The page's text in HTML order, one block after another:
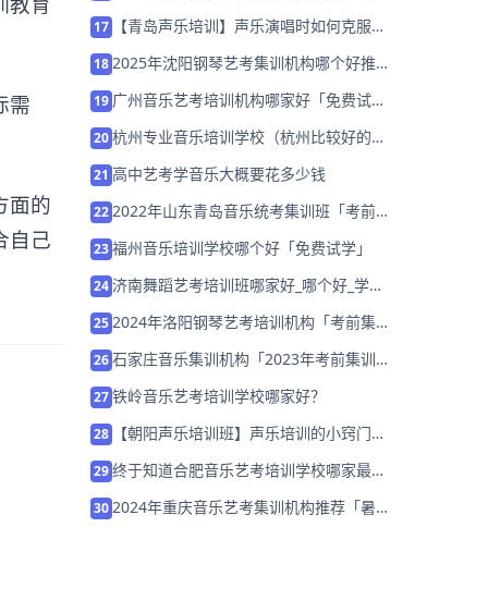
需
面的
自己
17
【青岛声乐培训】声乐演唱时如何克服舞
182025年沈阳钢琴艺考集训机构哪个好推荐
19 广州音乐艺考培训机构哪家好「免费试
20杭州专业音乐培训学校（杭州比较好的音
21 高中艺考学音乐大概要花多少钱
222022年山东青岛音乐统考集训班「考前集
23福州音乐培训学校哪个好「免费试学」
24 济南舞蹈艺考培训班哪家好_哪个好_学费
252024年洛阳钢琴艺考培训机构「考前集训
26石家庄音乐集训机构「2023年考前集训营
27铁岭音乐艺考培训学校哪家好？
28
【朝阳声乐培训班】声乐培训的小窍门有
29终于知道合肥音乐艺考培训学校哪家最好
302024年重庆音乐艺考集训机构推荐「暑假